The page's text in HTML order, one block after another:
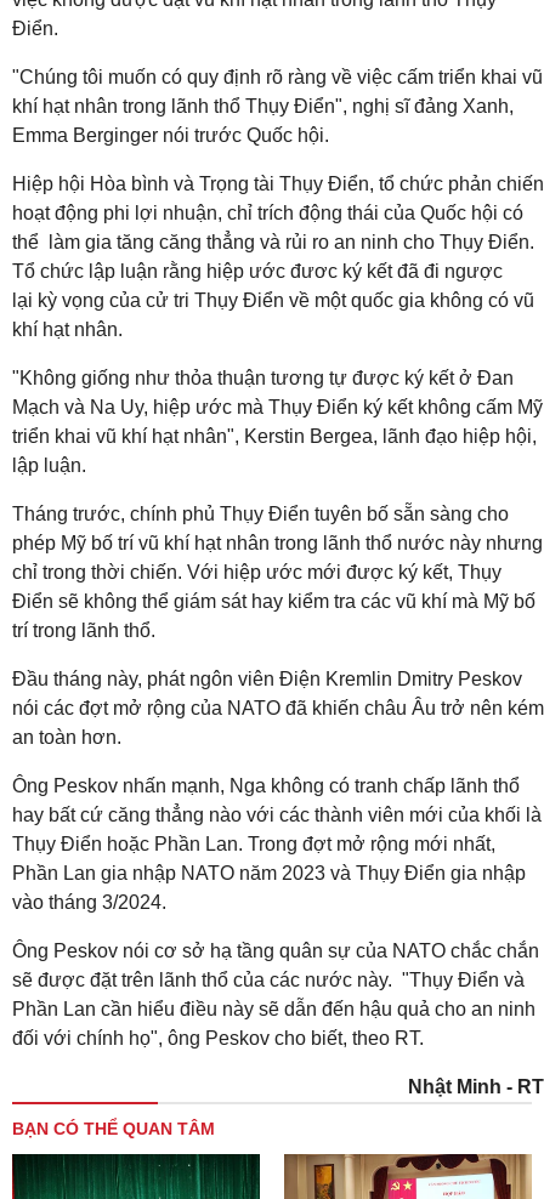
Điển.
"Chúng tôi muốn có quy định rõ ràng về việc cấm triển khai vũ
khí hạt nhân trong lãnh thổ Thụy Điển", nghị sĩ đảng Xanh,
Emma Berginger nói trước Quốc hội.
Hiệp hội Hòa bình và Trọng tài Thụy Điển, tổ chức phản chiến
hoạt động phi lợi nhuận, chỉ trích động thái của Quốc hội có
thể làm gia tăng căng thẳng và rủi ro an ninh cho Thụy Điển.
Tổ chức lập luận rằng hiệp ước đươc ký kết đã đi ngược
lại kỳ vọng của cử tri Thụy Điển về một quốc gia không có vũ
khí hạt nhân.
"Không giống như thỏa thuận tương tự được ký kết ở Đan
Mạch và Na Uy, hiệp ước mà Thụy Điển ký kết không cấm Mỹ
triển khai vũ khí hạt nhân", Kerstin Bergea, lãnh đạo hiệp hội,
lập luận.
Tháng trước, chính phủ Thụy Điển tuyên bố sẵn sàng cho
phép Mỹ bố trí vũ khí hạt nhân trong lãnh thổ nước này nhưng
chỉ trong thời chiến. Với hiệp ước mới được ký kết, Thụy
Điển sẽ không thể giám sát hay kiểm tra các vũ khí mà Mỹ bố
trí trong lãnh thổ.
Đầu tháng này, phát ngôn viên Điện Kremlin Dmitry Peskov
nói các đợt mở rộng của NATO đã khiến châu Âu trở nên kém
an toàn hơn.
Ông Peskov nhấn mạnh, Nga không có tranh chấp lãnh thổ
hay bất cứ căng thẳng nào với các thành viên mới của khối là
Thụy Điển hoặc Phần Lan. Trong đợt mở rộng mới nhất,
Phần Lan gia nhập NATO năm 2023 và Thụy Điển gia nhập
vào tháng 3/2024.
Ông Peskov nói cơ sở hạ tầng quân sự của NATO chắc chắn
sẽ được đặt trên lãnh thổ của các nước này. "Thụy Điển và
Phần Lan cần hiểu điều này sẽ dẫn đến hậu quả cho an ninh
đối với chính họ", ông Peskov cho biết, theo RT.
Nhật Minh - RT
BẠN CÓ THỂ QUAN TÂM